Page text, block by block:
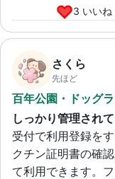
でも連れてきてあげ
3 いいね
さくら
先ほど
百年公園・ドッグ
しっかり管理され
受付で利用登録を
クチン証明書の確
て利用できます。